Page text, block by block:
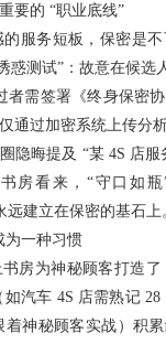
要的 “职业底线”
服务短板，保密是
惑测试”：故意在候选
者需签署《终身保密
通过加密系统上传分析
隐晦提及 “某 4S 店服
房看来，“守口如
建立在保密的基石上
为一种习惯
房为神秘顾客打造了
如汽车 4S 店需熟记
着神秘顾客实战）积